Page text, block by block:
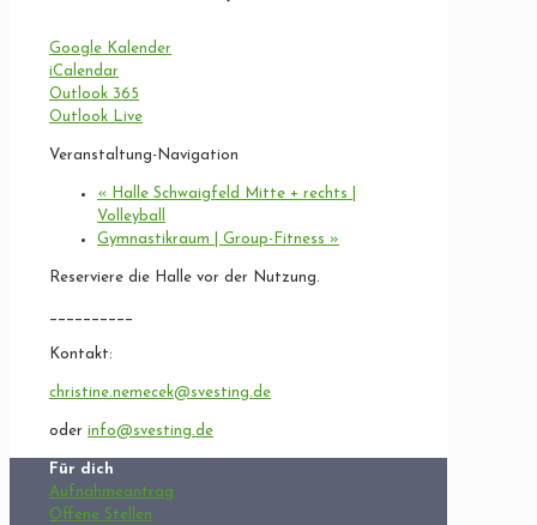
Google Kalender
iCalendar
Outlook 365
Outlook Live
Veranstaltung-Navigation
« Halle Schwaigfeld Mitte + rechts |
Volleyball
Gymnastikraum | Group-Fitness »
Reserviere die Halle vor der Nutzung.
__________
Kontakt:
christine.nemecek@svesting.de
oder info@svesting.de
Für dich
Aufnahmeantrag
Offene Stellen